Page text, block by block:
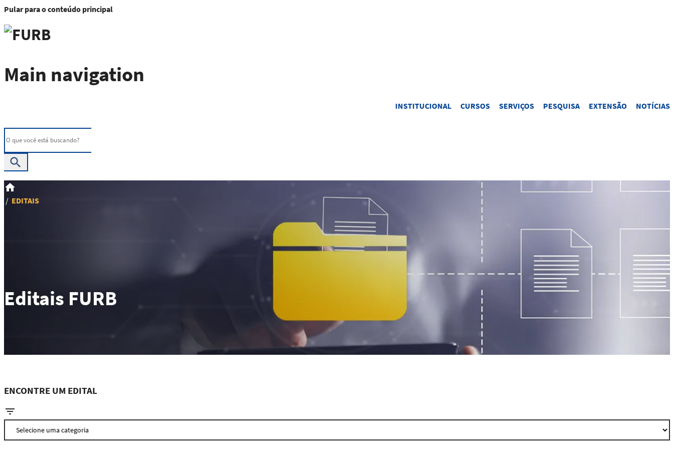
Pular para o conteúdo principal
Main navigation
INSTITUCIONAL CURSOS SERVIÇOS PESQUISA EXTENSÃO NOTÍCIAS
search
home
EDITAIS
Editais FURB
ENCONTRE UM EDITAL
filter_list